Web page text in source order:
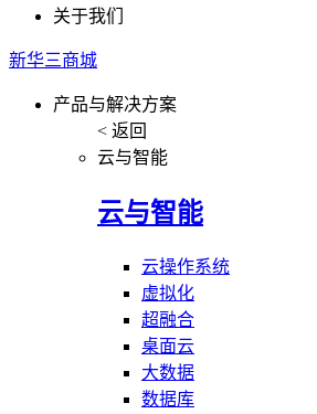
关于我们
新华三商城
产品与解决方案
< 返回
云与智能
云与智能
云操作系统
虚拟化
超融合
桌面云
大数据
数据库